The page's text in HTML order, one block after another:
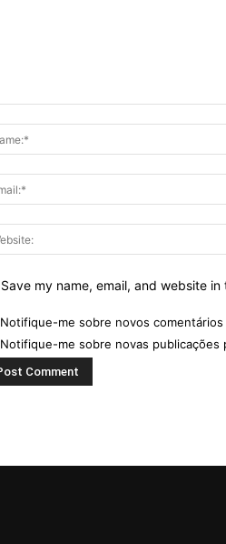
Save my name, email, and website
Notifique-me sobre novos comentários
Notifique-me sobre novas publicações